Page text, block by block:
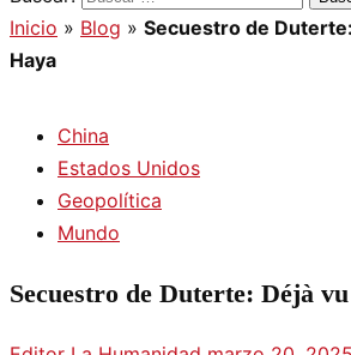
Inicio » Blog » Secuestro de
Haya
China
Estados Unidos
Geopolítica
Mundo
Secuestro de Duterte: Déjà